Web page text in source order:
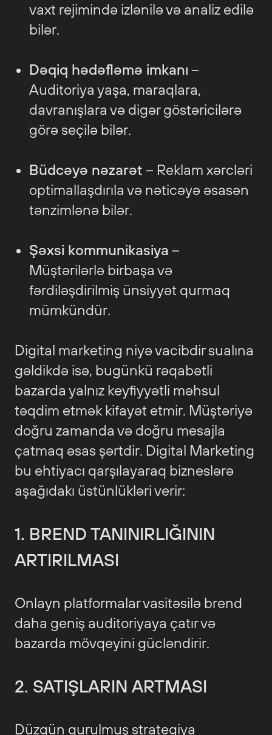
vaxt rejimində izlənilə və analiz edilə
bilər.
Dəqiq hədəfləmə imkanı –
Auditoriya yaşa, maraqlara,
davranışlara və digər göstəricilərə
görə seçilə bilər.
Büdcəyə nəzarət – Reklam xərcləri
optimallaşdırıla və nəticəyə əsasən
tənzimlənə bilər.
Şəxsi kommunikasiya –
Müştərilərlə birbaşa və
fərdiləşdirilmiş ünsiyyət qurmaq
mümkündür.
Digital marketing niyə vacibdir sualına
gəldikdə isə, bugünkü rəqabətli
bazarda yalnız keyfiyyətli məhsul
təqdim etmək kifayət etmir. Müştəriyə
doğru zamanda və doğru mesajla
çatmaq əsas şərtdir. Digital Marketing
bu ehtiyacı qarşılayaraq bizneslərə
aşağıdakı üstünlükləri verir:
1. BREND TANINIRLIĞININ
ARTIRILMASI
Onlayn platformalar vasitəsilə brend
daha geniş auditoriyaya çatır və
bazarda mövqeyini gücləndirir.
2. SATIŞLARIN ARTMASI
Düzgün qurulmuş strategiya